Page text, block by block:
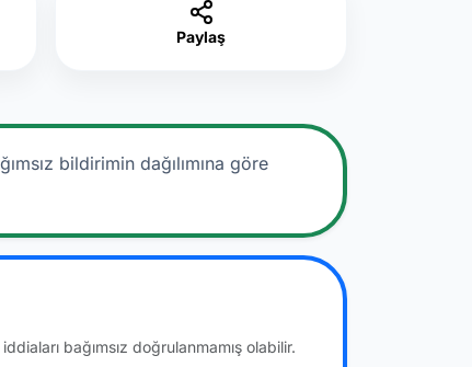
Paylaş
bildirimin dağılımına göre
iddiaları bağımsız doğrulanmamış olabilir.